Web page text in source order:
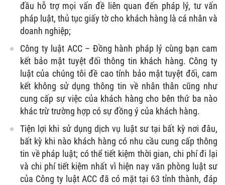
đầu hỗ trợ mọi vấn đề liên quan đến pháp lý, tư vấn
pháp luật, thủ tục giấy tờ cho khách hàng là cá nhân và
doanh nghiệp;
Công ty luật ACC – Đồng hành pháp lý cùng bạn cam
kết bảo mật tuyệt đối thông tin khách hàng. Công ty
luật của chúng tôi đề cao tính bảo mật tuyệt đối, cam
kết không sử dụng thông tin về nhân thân cũng như
cung cấp sự việc của khách hàng cho bên thứ ba nào
khác trừ trường hợp có sự đồng ý của khách hàng.
Tiện lợi khi sử dụng dịch vụ luật sư tại bất kỳ nơi đâu,
bất kỳ khi nào khách hàng có nhu cầu cung cấp thông
tin về pháp luật; có thể tiết kiệm thời gian, chi phí đi lại
và chi phí tiết kiệm nhất vì hiện nay văn phòng luật sư
của Công ty luật ACC đã có mặt tại 63 tỉnh thành, đáp